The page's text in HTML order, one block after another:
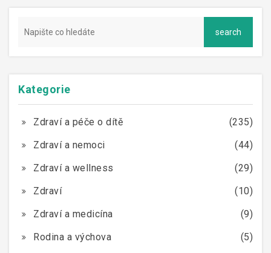
Kategorie
Zdraví a péče o dítě
(235)
Zdraví a nemoci
(44)
Zdraví a wellness
(29)
Zdraví
(10)
Zdraví a medicína
(9)
Rodina a výchova
(5)